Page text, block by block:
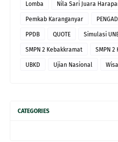
Lomba Nila Sari Juara
Pemkab Karanganyar
PPDB QUOTE Simulasi
SMPN 2 Kebakkramat SMPN
UBKD Ujian Nasional
CATEGORIES